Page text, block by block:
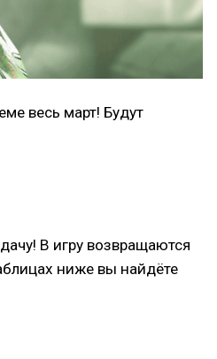
весь март! Будут
В игру возвращаются
ниже вы найдёте